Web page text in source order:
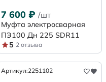
7 600 ₽ /шт
Муфта электросварная
ПЭ100 Дн 225 SDR11
5 2 отзыва
Артикул:2251102